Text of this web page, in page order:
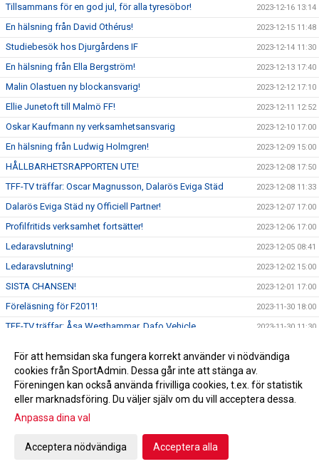
Tillsammans för en god jul, för alla tyresöbor! 2023-12-16 13:14
En hälsning från David Othérus! 2023-12-15 11:48
Studiebesök hos Djurgårdens IF 2023-12-14 11:30
En hälsning från Ella Bergström! 2023-12-13 17:40
Malin Olastuen ny blockansvarig! 2023-12-12 17:10
Ellie Junetoft till Malmö FF! 2023-12-11 12:52
Oskar Kaufmann ny verksamhetsansvarig 2023-12-10 17:00
En hälsning från Ludwig Holmgren! 2023-12-09 15:00
HÅLLBARHETSRAPPORTEN UTE! 2023-12-08 17:50
TFF-TV träffar: Oscar Magnusson, Dalarös Eviga Städ 2023-12-08 11:33
Dalarös Eviga Städ ny Officiell Partner! 2023-12-07 17:00
Profilfritids verksamhet fortsätter! 2023-12-06 17:00
Ledaravslutning! 2023-12-05 08:41
Ledaravslutning! 2023-12-02 15:00
SISTA CHANSEN! 2023-12-01 17:00
Föreläsning för F2011! 2023-11-30 18:00
TFF-TV träffar: Åsa Westhammar, Dafo Vehicle 2023-11-30 11:30
Utvärdering och planering av fotbollsskolan!
TFF-TV träffar: Lars Sörhus, F17 2023-11-27 17:00
Planrapport 27/11
Tyresö FF 52 år!
Föreläsning för F2013!
För att hemsidan ska fungera korrekt använder vi nödvändiga
cookies från SportAdmin. Dessa går inte att stänga av.
Föreningen kan också använda frivilliga cookies, t.ex. för statistik
eller marknadsföring. Du väljer själv om du vill acceptera dessa.
Anpassa dina val
Acceptera nödvändiga Acceptera alla